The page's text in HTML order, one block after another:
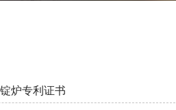
炉专利证书